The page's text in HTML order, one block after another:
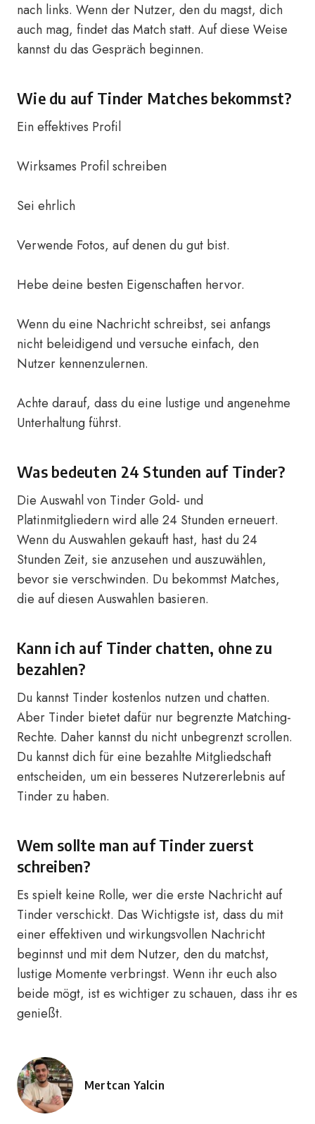
nach links. Wenn der Nutzer, den du magst, dich
auch mag, findet das Match statt. Auf diese Weise
kannst du das Gespräch beginnen.
Wie du auf Tinder Matches bekommst?
Ein effektives Profil
Wirksames Profil schreiben
Sei ehrlich
Verwende Fotos, auf denen du gut bist.
Hebe deine besten Eigenschaften hervor.
Wenn du eine Nachricht schreibst, sei anfangs
nicht beleidigend und versuche einfach, den
Nutzer kennenzulernen.
Achte darauf, dass du eine lustige und angenehme
Unterhaltung führst.
Was bedeuten 24 Stunden auf Tinder?
Die Auswahl von Tinder Gold- und
Platinmitgliedern wird alle 24 Stunden erneuert.
Wenn du Auswahlen gekauft hast, hast du 24
Stunden Zeit, sie anzusehen und auszuwählen,
bevor sie verschwinden. Du bekommst Matches,
die auf diesen Auswahlen basieren.
Kann ich auf Tinder chatten, ohne zu
bezahlen?
Du kannst Tinder kostenlos nutzen und chatten.
Aber Tinder bietet dafür nur begrenzte Matching-
Rechte. Daher kannst du nicht unbegrenzt scrollen.
Du kannst dich für eine bezahlte Mitgliedschaft
entscheiden, um ein besseres Nutzererlebnis auf
Tinder zu haben.
Wem sollte man auf Tinder zuerst
schreiben?
Es spielt keine Rolle, wer die erste Nachricht auf
Tinder verschickt. Das Wichtigste ist, dass du mit
einer effektiven und wirkungsvollen Nachricht
beginnst und mit dem Nutzer, den du matchst,
lustige Momente verbringst. Wenn ihr euch also
beide mögt, ist es wichtiger zu schauen, dass ihr es
genießt.
Posted
Mertcan Yalcin